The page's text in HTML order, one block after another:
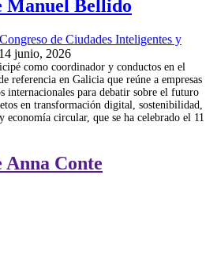
Manuel Bellido
de Ciudades Inteligentes y
14 junio, 2026
como coordinador y conductos en el
referencia en Galicia que reúne a empresas
internacionales para debatir sobre el futuro
en transformación digital, sostenibilidad,
circular, que se ha celebrado el 11
Anna Conte